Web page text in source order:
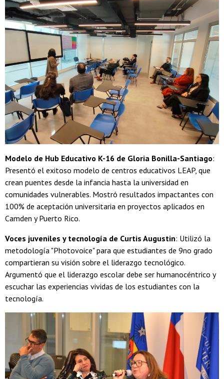
Modelo de Hub Educativo K-16 de Gloria Bonilla-Santiago:
Presentó el exitoso modelo de centros educativos LEAP, que
crean puentes desde la infancia hasta la universidad en
comunidades vulnerables. Mostró resultados impactantes con
100% de aceptación universitaria en proyectos aplicados en
Camden y Puerto Rico.
Voces juveniles y tecnología de Curtis Augustin: Utilizó la
metodología "Photovoice" para que estudiantes de 9no grado
compartieran su visión sobre el liderazgo tecnológico.
Argumentó que el liderazgo escolar debe ser humanocéntrico y
escuchar las experiencias vividas de los estudiantes con la
tecnología.